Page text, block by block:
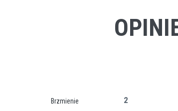
Brzmienie 2